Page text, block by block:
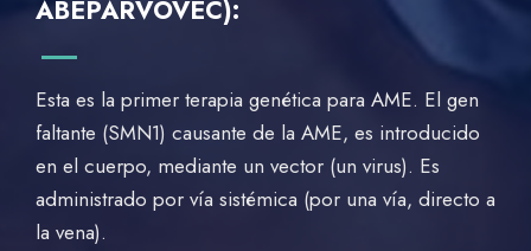
ABEPARVOVEC):
Esta es la primer terapia genética para AME. El gen
faltante (SMN1) causante de la AME, es introducido
en el cuerpo, mediante un vector (un virus). Es
administrado por vía sistémica (por una vía, directo a
la vena).